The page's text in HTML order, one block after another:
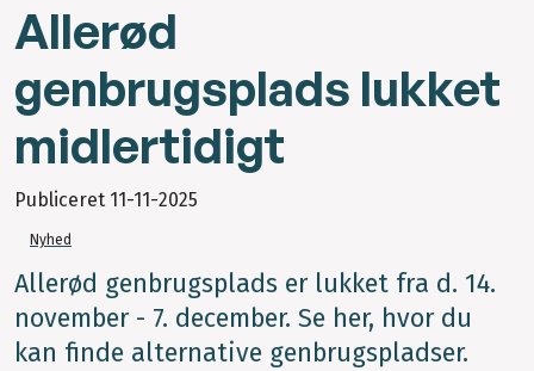
Allerød
genbrugsplads lukket
midlertidigt
Publiceret 11-11-2025
Nyhed
Allerød genbrugsplads er lukket fra d. 14.
november - 7. december. Se her, hvor du
kan finde alternative genbrugspladser.